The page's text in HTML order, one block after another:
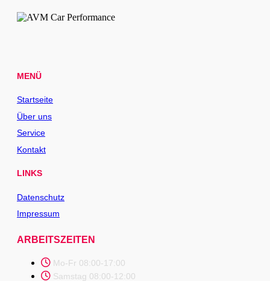
MENÜ
Startseite
Über uns
Service
Kontakt
LINKS
Datenschutz
Impressum
ARBEITSZEITEN
Mo-Fr 08:00-17:00
Samstag 08:00-12:00